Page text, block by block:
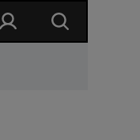
legale și voi merge